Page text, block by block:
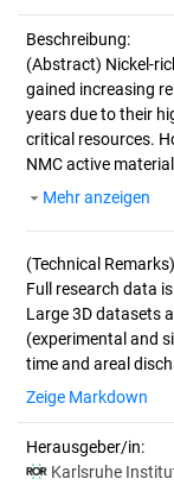
Beschreibung:
(Abstract) Nickel-
gained increasing
years due to their
critical resources.
NMC active
Mehr anzeigen
(Technical Remarks)
Full research data
Large 3D datasets
(experimental and
Zeige Markdown
Herausgeber/in:
Karlsruhe